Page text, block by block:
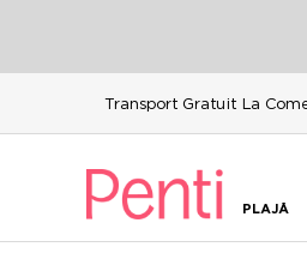
Transport Gratuit La
PLAJĂ